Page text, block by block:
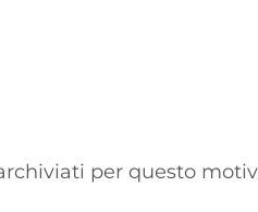
per questo